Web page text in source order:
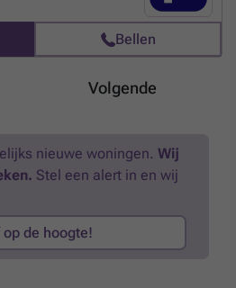
Bellen
Volgende
nieuwe woningen. Wij
Stel een alert in en wij
op de hoogte!